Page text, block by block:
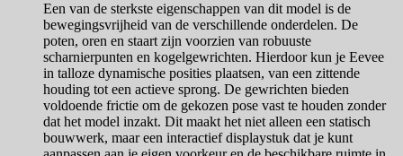
Een van de sterkste eigenschappen van dit model is de
bewegingsvrijheid van de verschillende onderdelen. De
poten, oren en staart zijn voorzien van robuuste
scharnierpunten en kogelgewrichten. Hierdoor kun je Eevee
in talloze dynamische posities plaatsen, van een zittende
houding tot een actieve sprong. De gewrichten bieden
voldoende frictie om de gekozen pose vast te houden zonder
dat het model inzakt. Dit maakt het niet alleen een statisch
bouwwerk, maar een interactief displaystuk dat je kunt